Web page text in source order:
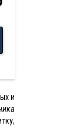
и